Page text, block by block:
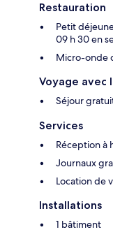
Restauration
Petit
09 h 30 en
Micro-onde
Voyage avec
Séjour
Services
Réception à
Journaux
Location de
Installations
1 bâtiment